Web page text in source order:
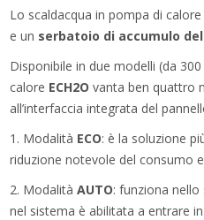
Lo scaldacqua in pompa di
e un serbatoio di accumulo
Disponibile in due modelli (da
calore ECH2O vanta ben quattro
all’interfaccia integrata del
1. Modalità ECO: è la soluzione
riduzione notevole del consumo
2. Modalità AUTO: funziona
nel sistema è abilitata a entrare